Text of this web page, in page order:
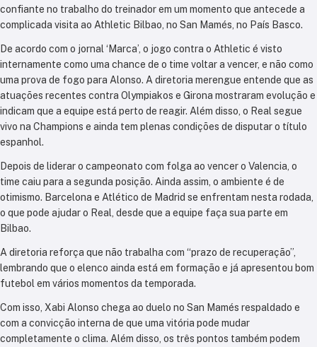
confiante no trabalho do treinador em um momento que antecede a
complicada visita ao Athletic Bilbao, no San Mamés, no País Basco.
De acordo com o jornal ‘Marca’, o jogo contra o Athletic é visto
internamente como uma chance de o time voltar a vencer, e não como
uma prova de fogo para Alonso. A diretoria merengue entende que as
atuações recentes contra Olympiakos e Girona mostraram evolução e
indicam que a equipe está perto de reagir. Além disso, o Real segue
vivo na Champions e ainda tem plenas condições de disputar o título
espanhol.
Depois de liderar o campeonato com folga ao vencer o Valencia, o
time caiu para a segunda posição. Ainda assim, o ambiente é de
otimismo. Barcelona e Atlético de Madrid se enfrentam nesta rodada,
o que pode ajudar o Real, desde que a equipe faça sua parte em
Bilbao.
A diretoria reforça que não trabalha com “prazo de recuperação”,
lembrando que o elenco ainda está em formação e já apresentou bom
futebol em vários momentos da temporada.
Com isso, Xabi Alonso chega ao duelo no San Mamés respaldado e
com a convicção interna de que uma vitória pode mudar
completamente o clima. Além disso, os três pontos também podem